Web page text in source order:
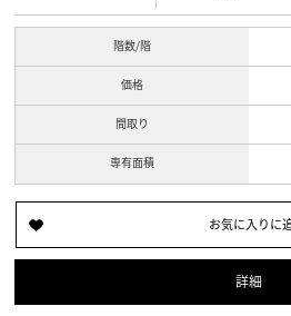
階数/階
価格
間取り
専有面積
詳細